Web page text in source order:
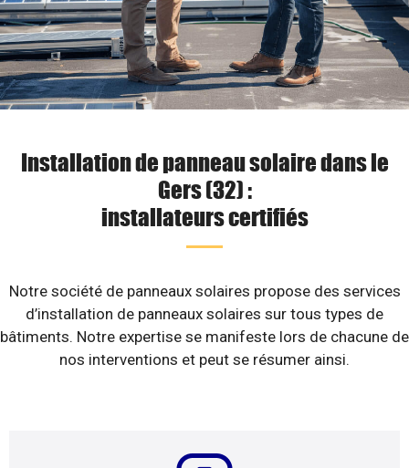
Installation de panneau solaire dans le
Gers (32) :
installateurs certifiés
Notre société de panneaux solaires propose des services
d’installation de panneaux solaires sur tous types de
bâtiments. Notre expertise se manifeste lors de chacune de
nos interventions et peut se résumer ainsi.